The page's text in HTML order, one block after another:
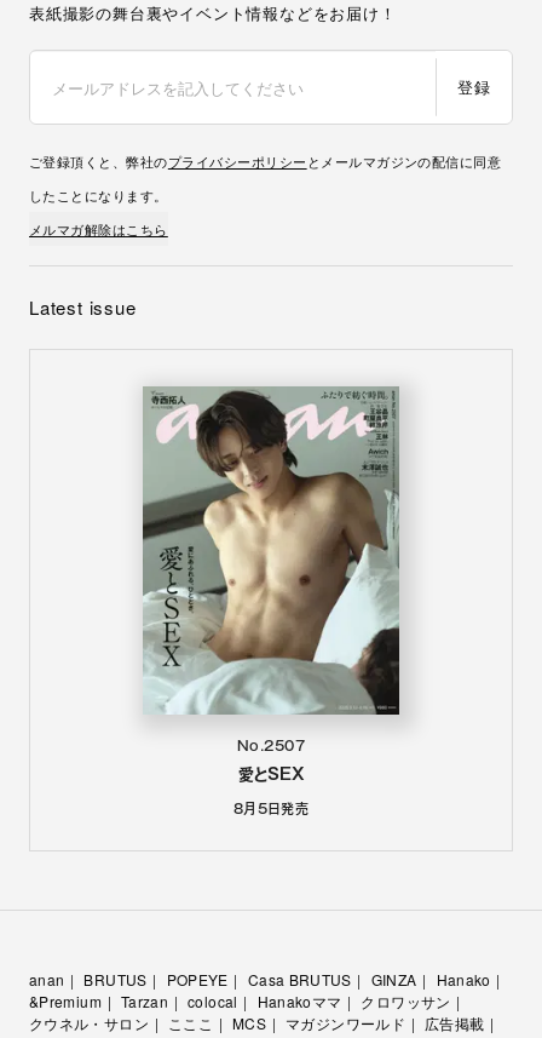
表紙撮影の舞台裏やイベント情報などをお届け！
登録
ご登録頂くと、弊社のプライバシーポリシー とメールマガジンの配信に同意
したことになります。
メルマガ解除はこちら
Latest issue
No.2507
愛とSEX
8月5日発売
anan BRUTUS POPEYE Casa BRUTUS GINZA
Hanako
&Premium
Tarzan colocal Hanakoママ
クロワッサン
クウネル・サロン
こここ MCS マガジンワールド
広告掲載